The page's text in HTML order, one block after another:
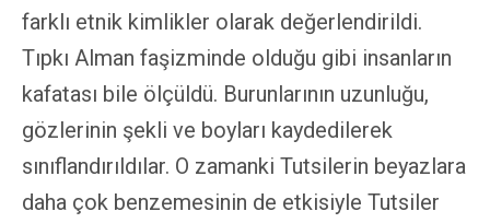
farklı etnik kimlikler olarak değerlendirildi.
Tıpkı Alman faşizminde olduğu gibi insanların
kafatası bile ölçüldü. Burunlarının uzunluğu,
gözlerinin şekli ve boyları kaydedilerek
sınıflandırıldılar. O zamanki Tutsilerin beyazlara
daha çok benzemesinin de etkisiyle Tutsiler